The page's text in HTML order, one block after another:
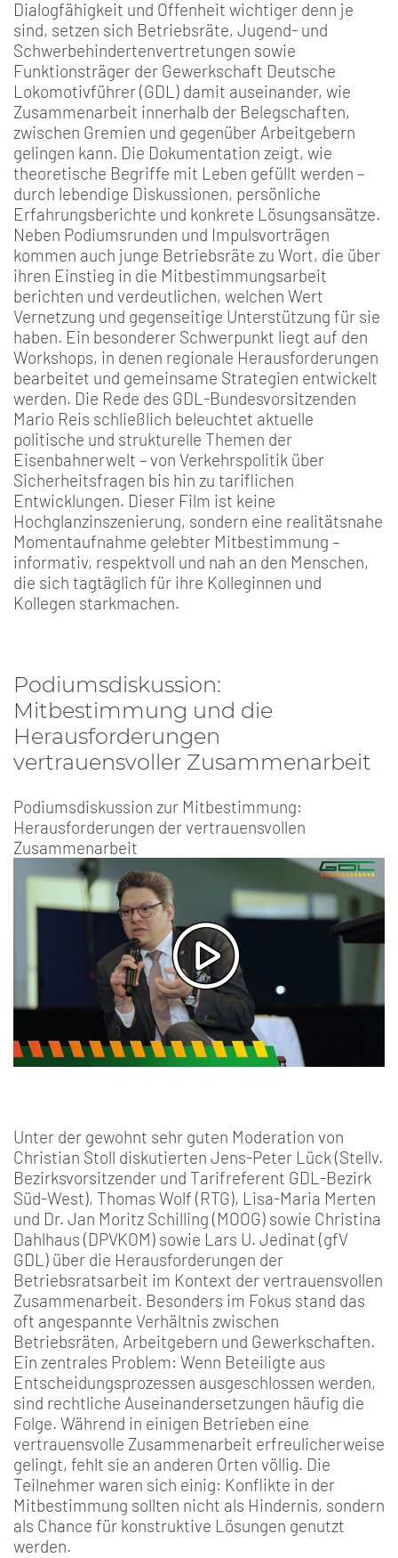
Dialogfähigkeit und Offenheit wichtiger denn je
sind, setzen sich Betriebsräte, Jugend- und
Schwerbehindertenvertretungen sowie
Funktionsträger der Gewerkschaft Deutsche
Lokomotivführer (GDL) damit auseinander, wie
Zusammenarbeit innerhalb der Belegschaften,
zwischen Gremien und gegenüber Arbeitgebern
gelingen kann. Die Dokumentation zeigt, wie
theoretische Begriffe mit Leben gefüllt werden –
durch lebendige Diskussionen, persönliche
Erfahrungsberichte und konkrete Lösungsansätze.
Neben Podiumsrunden und Impulsvorträgen
kommen auch junge Betriebsräte zu Wort, die über
ihren Einstieg in die Mitbestimmungsarbeit
berichten und verdeutlichen, welchen Wert
Vernetzung und gegenseitige Unterstützung für sie
haben. Ein besonderer Schwerpunkt liegt auf den
Workshops, in denen regionale Herausforderungen
bearbeitet und gemeinsame Strategien entwickelt
werden. Die Rede des GDL-Bundesvorsitzenden
Mario Reis schließlich beleuchtet aktuelle
politische und strukturelle Themen der
Eisenbahnerwelt – von Verkehrspolitik über
Sicherheitsfragen bis hin zu tariflichen
Entwicklungen. Dieser Film ist keine
Hochglanzinszenierung, sondern eine realitätsnahe
Momentaufnahme gelebter Mitbestimmung –
informativ, respektvoll und nah an den Menschen,
die sich tagtäglich für ihre Kolleginnen und
Kollegen starkmachen.
Podiumsdiskussion:
Mitbestimmung und die
Herausforderungen
vertrauensvoller Zusammenarbeit
Podiumsdiskussion zur Mitbestimmung:
Herausforderungen der vertrauensvollen
Zusammenarbeit
Unter der gewohnt sehr guten Moderation von
Christian Stoll diskutierten Jens-Peter Lück (Stellv.
Bezirksvorsitzender und Tarifreferent GDL-Bezirk
Süd-West), Thomas Wolf (RTG), Lisa-Maria Merten
und Dr. Jan Moritz Schilling (MOOG) sowie Christina
Dahlhaus (DPVKOM) sowie Lars U. Jedinat (gfV
GDL) über die Herausforderungen der
Betriebsratsarbeit im Kontext der vertrauensvollen
Zusammenarbeit. Besonders im Fokus stand das
oft angespannte Verhältnis zwischen
Betriebsräten, Arbeitgebern und Gewerkschaften.
Ein zentrales Problem: Wenn Beteiligte aus
Entscheidungsprozessen ausgeschlossen werden,
sind rechtliche Auseinandersetzungen häufig die
Folge. Während in einigen Betrieben eine
vertrauensvolle Zusammenarbeit erfreulicherweise
gelingt, fehlt sie an anderen Orten völlig. Die
Teilnehmer waren sich einig: Konflikte in der
Mitbestimmung sollten nicht als Hindernis, sondern
als Chance für konstruktive Lösungen genutzt
werden.